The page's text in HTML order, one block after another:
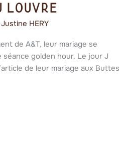
Louvre
Justine HERY
de A&T, leur mariage se
golden hour. Le jour J
de leur mariage aux Buttes